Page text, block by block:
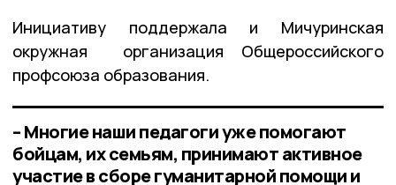
Инициативу поддержала и Мичуринская
окружная организация Общероссийского
профсоюза образования.
– Многие наши педагоги уже помогают
бойцам, их семьям, принимают активное
участие в сборе гуманитарной помощи и